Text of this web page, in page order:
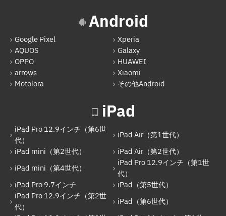
iPad mini（第4世代）
iPad Pro 12.9インチ（第1世代）
iPad（第5世代）
iPad Pro 12.9インチ（第3世代）
iPad Pro 11インチ（第1世代）
iPad mini（第5世代）
iPad（第7世代）
Android
Google Pixel
Xperia
AQUOS
Galaxy
OPPO
HUAWEI
arrows
Xiaomi
Motolora
その他Android
iPad
iPad Pro 12.9インチ（第6世
代）
iPad Air（第1世代）
iPad mini（第2世代）
iPad Air（第2世代）
iPad mini（第4世代）
iPad Pro 12.9インチ（第1世
代）
iPad Pro 9.7インチ
iPad（第5世代）
iPad Pro 12.9インチ（第2世
代）
iPad（第6世代）